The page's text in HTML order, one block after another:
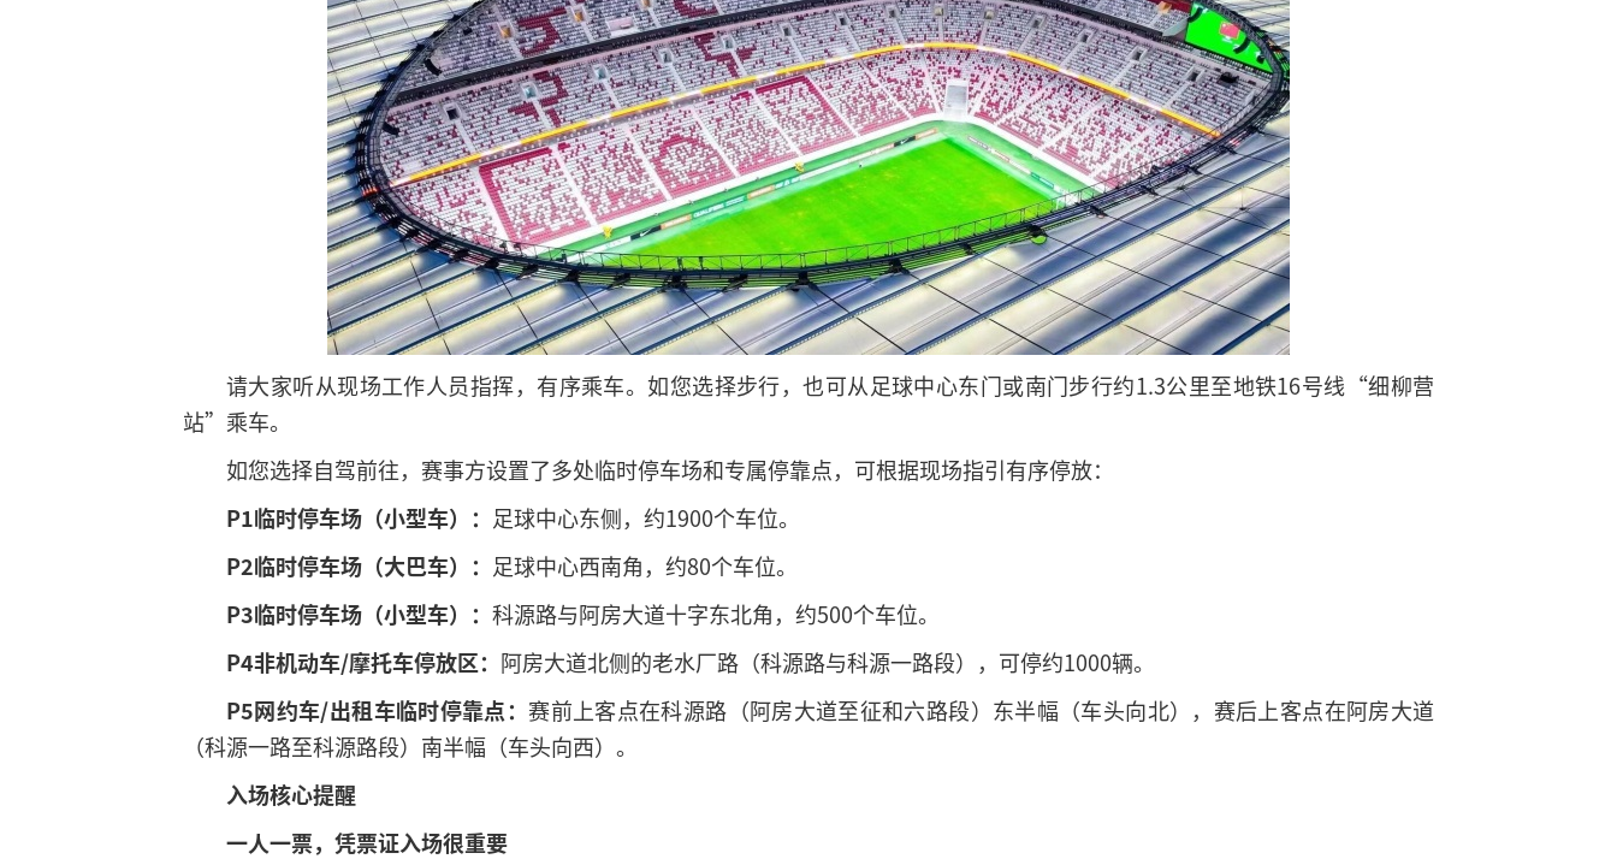
请大家听从现场工作人员指挥，有序乘车。如您选择步行，也可从足球中心东门或南门步行约1.3公里至地铁16号线“细柳营
站”乘车。
如您选择自驾前往，赛事方设置了多处临时停车场和专属停靠点，可根据现场指引有序停放：
P1临时停车场（小型车）： 足球中心东侧，约1900个车位。
P2临时停车场（大巴车）： 足球中心西南角，约80个车位。
P3临时停车场（小型车）： 科源路与阿房大道十字东北角，约500个车位。
P4非机动车/摩托车停放区： 阿房大道北侧的老水厂路（科源路与科源一路段），可停约1000辆。
P5网约车/出租车临时停靠点： 赛前上客点在科源路（阿房大道至征和六路段）东半幅（车头向北），赛后上客点在阿房大道
（科源一路至科源路段）南半幅（车头向西）。
入场核心提醒
一人一票，凭票证入场很重要